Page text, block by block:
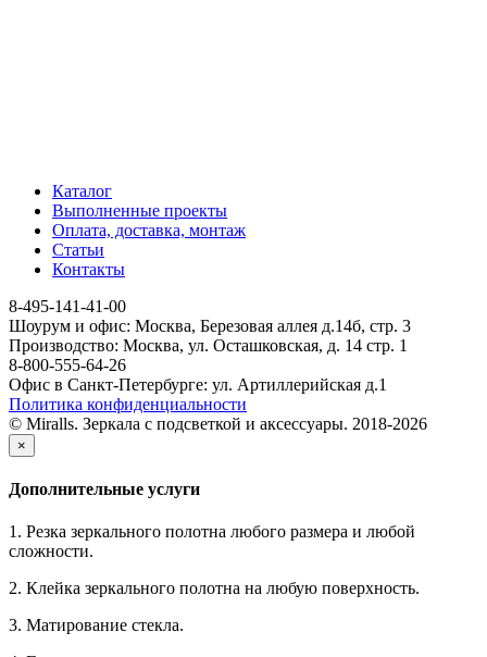
Каталог
Выполненные проекты
Оплата, доставка, монтаж
Статьи
Контакты
8-495-141-41-00
Шоурум и офис: Москва, Березовая аллея д.14б, стр. 3
Производство: Москва, ул. Осташковская, д. 14 стр. 1
8-800-555-64-26
Офис в Санкт-Петербурге: ул. Артиллерийская д.1
Политика конфиденциальности
© Miralls. Зеркала с подсветкой и аксессуары. 2018-2026
×
Дополнительные услуги
1. Резка зеркального полотна любого размера и любой
сложности.
2. Клейка зеркального полотна на любую поверхность.
3. Матирование стекла.